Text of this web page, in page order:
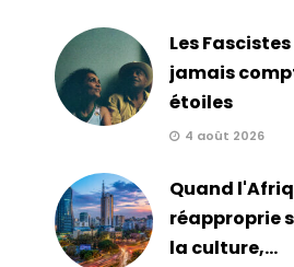
Les
jamais
étoiles
4 août 2026
Quand
réapproprie
la culture,...